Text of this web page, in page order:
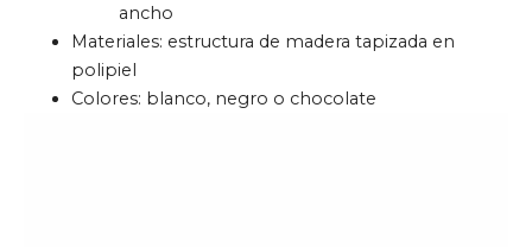
ancho
Materiales: estructura de madera tapizada en
polipiel
Colores: blanco, negro o chocolate